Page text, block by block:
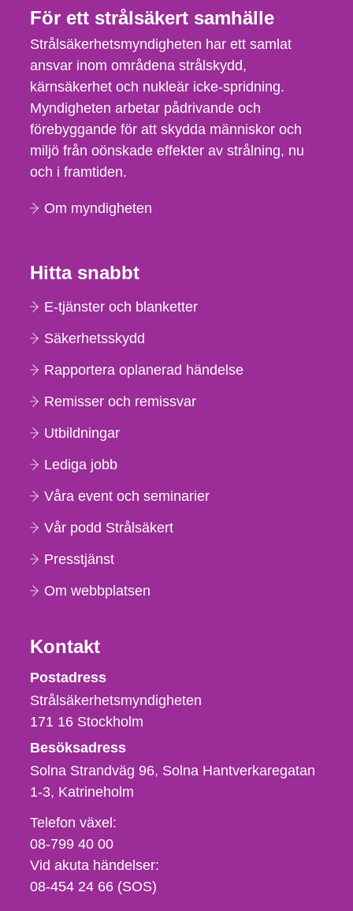
För ett strålsäkert samhälle
Strålsäkerhetsmyndigheten har ett samlat
ansvar inom områdena strålskydd,
kärnsäkerhet och nukleär icke-spridning.
Myndigheten arbetar pådrivande och
förebyggande för att skydda människor och
miljö från oönskade effekter av strålning, nu
och i framtiden.
Om myndigheten
Hitta snabbt
E-tjänster och blanketter
Säkerhetsskydd
Rapportera oplanerad händelse
Remisser och remissvar
Utbildningar
Lediga jobb
Våra event och seminarier
Vår podd Strålsäkert
Presstjänst
Om webbplatsen
Kontakt
Strålsäkerhetsmyndigheten
Postadress
Strålsäkerhetsmyndigheten
171 16 Stockholm
Besöksadress
Solna Strandväg 96, Solna Hantverkaregatan
1-3 Katrineholm
Telefon,
fax
och
e-
Telefon växel:
08-799 40 00
Vid akuta händelser:
08-454 24 66 (SOS)